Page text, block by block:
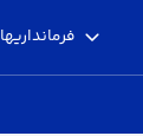
فرمانداریها